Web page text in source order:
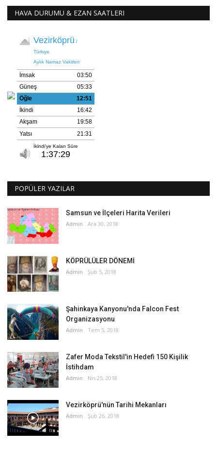
HAVA DURUMU & EZAN SAATLERI
POPÜLER YAZILAR
Samsun ve İlçeleri Harita Verileri
Admin Ara 30, 2018
KÖPRÜLÜLER DÖNEMİ
Admin Şub 5, 2018
Şahinkaya Kanyonu'nda Falcon Fest
Organizasyonu
Admin Tem 5, 2018
Zafer Moda Tekstil'in Hedefi 150 Kişilik
İstihdam
Admin Nis 25, 2018
Vezirköprü'nün Tarihi Mekanları
Admin Şub 26, 2018